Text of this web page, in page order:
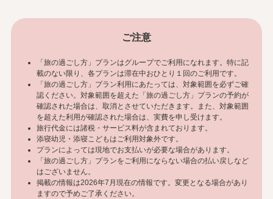
ご注意
「旅の過ごし方」プランはグループでご利用になれます。特に記
載のない限り、各プランは滞在中おひとり１回のご利用です。
「旅の過ごし方」プラン利用にあたっては、対象範囲を必ずご確
認ください。対象範囲を超えた「旅の過ごし方」プランの予約が
確認された場合は、取消とさせていただきます。また、対象範囲
を超えた利用が確認された場合は、実費を申し受けます。
旅行代金には諸税・サービス料が含まれております。
添寝幼児・添寝こどもはご利用対象外です。
プランによっては現地でお支払いが必要な場合があります。
「旅の過ごし方」プランをご利用にならない場合の払い戻しなど
はございません。
掲載の情報は2026年7月現在の情報です。変更となる場合があり
ますので予めご了承ください。